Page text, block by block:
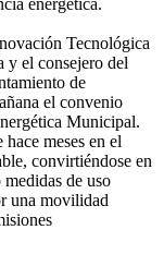
energética.
Tecnológica
y el consejero del
de
el convenio
Municipal.
meses en el
convirtiéndose en
de uso
una movilidad